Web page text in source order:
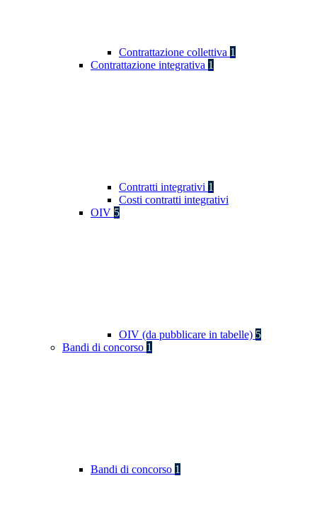
Contrattazione collettiva 1
Contrattazione integrativa 1
Contratti integrativi 1
Costi contratti integrativi
OIV 5
OIV (da pubblicare in tabelle) 5
Bandi di concorso 1
Bandi di concorso 1